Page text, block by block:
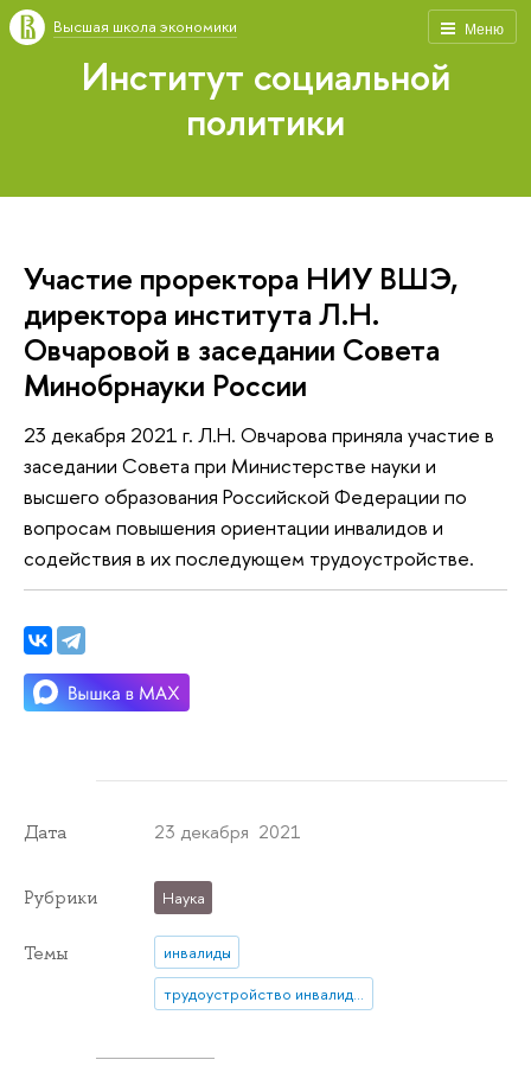
Меню
Высшая школа экономики
Институт социальной
политики
Участие проректора НИУ ВШЭ,
директора института Л.Н.
Овчаровой в заседании Совета
Минобрнауки России
23 декабря 2021 г. Л.Н. Овчарова приняла участие в
заседании Совета при Министерстве науки и
высшего образования Российской Федерации по
вопросам повышения ориентации инвалидов и
содействия в их последующем трудоустройстве.
Дата 23 декабря 2021
Рубрики Наука
Темы
инвалиды
трудоустройство инвалидов